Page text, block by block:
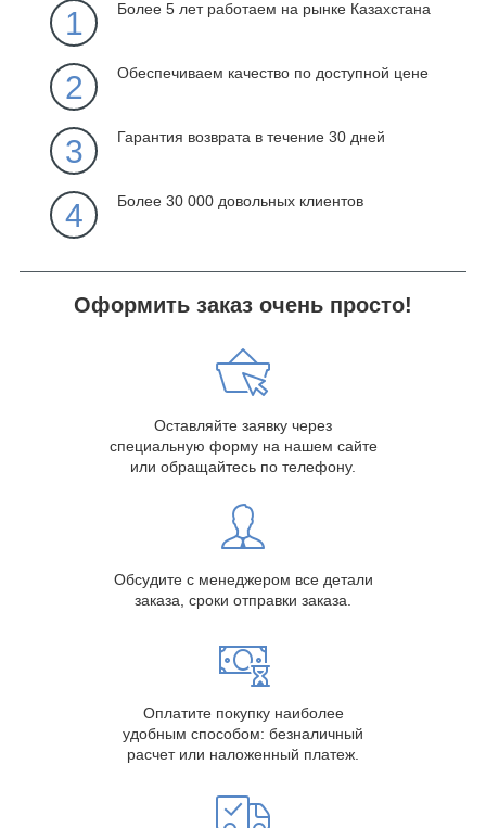
1 Более 5 лет работаем на рынке Казахстана
2 Обеспечиваем качество по доступной цене
3 Гарантия возврата в течение 30 дней
4 Более 30 000 довольных клиентов
Оформить заказ очень просто!
Оставляйте заявку через
специальную форму на нашем сайте
или обращайтесь по телефону.
Обсудите с менеджером все детали
заказа, сроки отправки заказа.
Оплатите покупку наиболее
удобным способом: безналичный
расчет или наложенный платеж.